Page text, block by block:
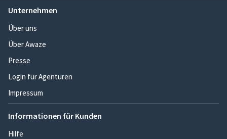
Unternehmen
Über uns
Über Awaze
Presse
Login für Agenturen
Impressum
Informationen für Kunden
Hilfe